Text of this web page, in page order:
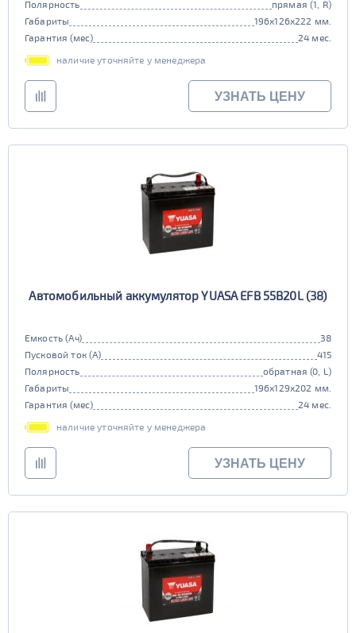
Полярность
прямая (1, R)
Габариты
196x126x222 мм.
Гарантия (мес)
24 мес.
наличие уточняйте у менеджера
УЗНАТЬ ЦЕНУ
Автомобильный аккумулятор YUASA EFB 55B20L (38)
Емкость (Ач)
38
Пусковой ток (А)
415
Полярность
обратная (0, L)
Габариты
196x129x202 мм.
Гарантия (мес)
24 мес.
наличие уточняйте у менеджера
УЗНАТЬ ЦЕНУ